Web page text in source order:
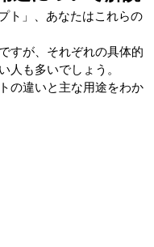
ト」、あなたはこれらの
すが、それぞれの具体的
も多いでしょう。
の違いと主な用途をわか